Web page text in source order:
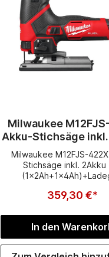
Milwaukee
Akku-Stichsäge inkl.
12V
Box
Milwaukee M12FJS-
Stichsäge inkl. 2Akku
POWERSTATE®-Motor für
zu 24 m in 19 mm OSB (mit
Ah-Akku)Patentierte
Werkzeugaufnahme für
und einfachen
359,30 €*
In den